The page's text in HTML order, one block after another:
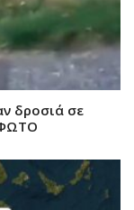
δροσιά σε
ΦΩΤΟ